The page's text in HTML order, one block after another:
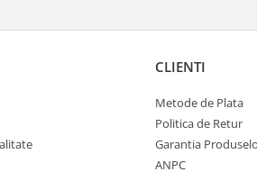
CLIENTI
Metode de Plata
Politica de Retur
Garantia
ANPC